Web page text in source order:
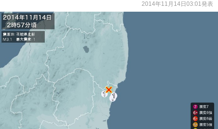
2014年11月14日03:01発表